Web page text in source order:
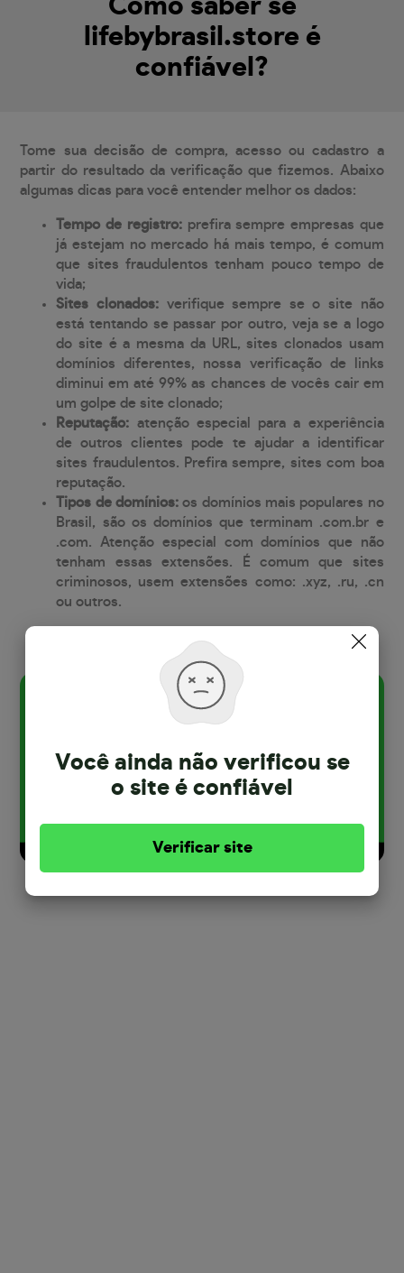
Como saber se
lifebybrasil.store é
confiável?
Tome sua decisão de compra, acesso ou cadastro a
partir do resultado da verificação que fizemos. Abaixo
algumas dicas para você entender melhor os dados:
Tempo de registro: prefira sempre empresas que
já estejam no mercado há mais tempo, é comum
que sites fraudulentos tenham pouco tempo de
vida;
Sites clonados: verifique sempre se o site não
está tentando se passar por outro, veja se a logo
do site é a mesma da URL, sites clonados usam
domínios diferentes, nossa verificação de links
diminui em até 99% as chances de vocês cair em
um golpe de site clonado;
Reputação: atenção especial para a experiência
de outros clientes pode te ajudar a identificar
sites fraudulentos. Prefira sempre, sites com boa
reputação.
Tipos de domínios:os domínios mais populares no
Brasil, são os domínios que terminam .com.br e
.com. Atenção especial com domínios que não
tenham essas extensões. É comum que sites
criminosos, usem extensões como: .xyz, .ru, .cn
ou outros.
Você ainda não verificou se
o site é confiável
Verificar site